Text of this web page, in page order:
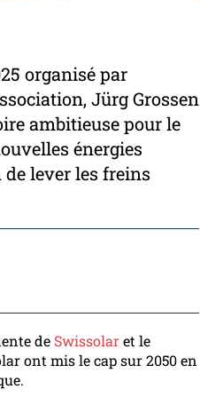
organisé par
Jürg Grossen
ambitieuse pour le
énergies
lever les freins
de Swissolaret le
ont mis le cap sur 2050 en